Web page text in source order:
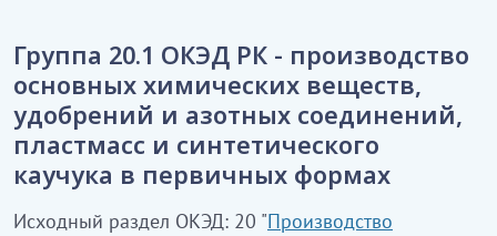
Группа 20.1 ОКЭД РК - производство
основных химических веществ,
удобрений и азотных соединений,
пластмасс и синтетического
каучука в первичных формах
Исходный раздел ОКЭД: 20 "Производство